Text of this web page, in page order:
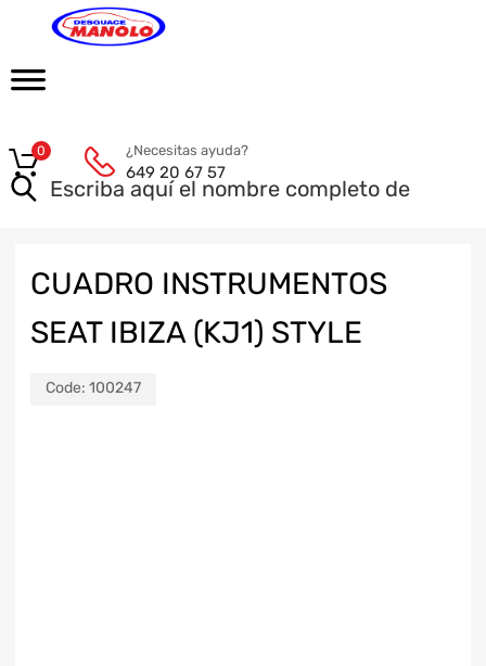
¿Necesitas ayuda?
649 20 67 57
0
CUADRO INSTRUMENTOS
SEAT IBIZA (KJ1) STYLE
Code: 100247